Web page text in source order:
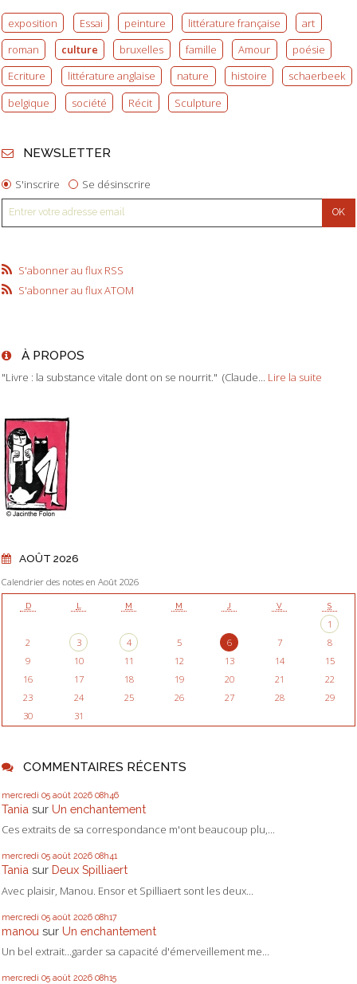
exposition Essai peinture littérature française
art
roman
culture bruxelles famille Amour
poésie
Ecriture
littérature anglaise nature histoire
schaerbeek
belgique
société Récit Sculpture
NEWSLETTER
S'inscrire Se désinscrire
S'abonner au flux RSS
S'abonner au flux ATOM
À PROPOS
"Livre : la substance vitale dont on se nourrit." (Claude... Lire la suite
AOÛT 2026
Calendrier des notes en Août 2026
D L M M J V S
1
2
3 4 5 6 7
8
9
10 11 12 13 14
15
16
17 18 19 20 21
22
23
24 25 26 27 28
29
30
31
COMMENTAIRES RÉCENTS
mercredi 05 août 2026 08h46
Tania sur Un enchantement
Ces extraits de sa correspondance m'ont beaucoup plu,...
mercredi 05 août 2026 08h41
Tania sur Deux Spilliaert
Avec plaisir, Manou. Ensor et Spilliaert sont les deux...
mercredi 05 août 2026 08h17
manou sur Un enchantement
Un bel extrait...garder sa capacité d'émerveillement me...
mercredi 05 août 2026 08h15